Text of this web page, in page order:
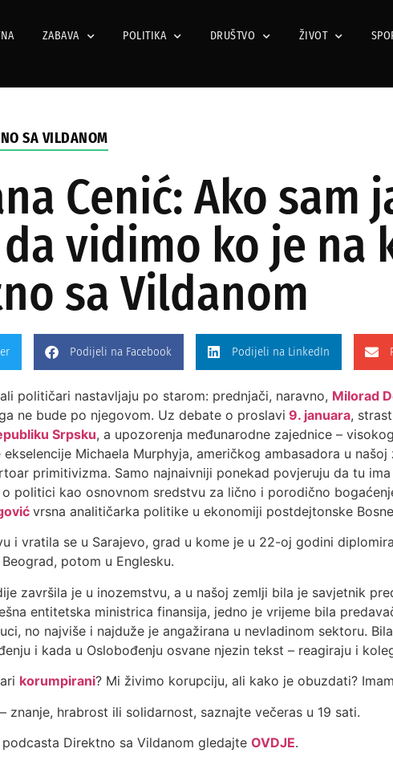
ZABAVA POLITIKA DRUŠTVO ŽIVOT
SA VILDANOM
Cenić: Ako sam
vidimo ko je na
sa Vildanom
Podijeli na Facebook Podijeli na LinkedIn
političari nastavljaju po starom: prednjači, naravno, Milorad
ne bude po njegovom. Uz debate o proslavi 9. januara,
Srpsku, a upozorenja međunarodne zajednice –
ekselencije Michaela Murphyja, američkog ambasadora u
primitivizma. Samo najnaivniji ponekad povjeruju da tu
politici kao osnovnom sredstvu za lično i porodično
vrsna analitičarka politike u ekonomiji postdejtonske
i vratila se u Sarajevo, grad u kome je u 22-oj godini
potom u Englesku.
završila je u inozemstvu, a u našoj zemlji bila je savjetnik
entitetska ministrica finansija, jedno je vrijeme bila
no najviše i najduže je angažirana u nevladinom sektoru.
i kada u Oslobođenju osvane njezin tekst – reagiraju i
korumpirani? Mi živimo korupciju, ali kako je obuzdati?
znanje, hrabrost ili solidarnost, saznajte večeras u 19 sati.
Direktno sa Vildanom gledajteOVDJE.